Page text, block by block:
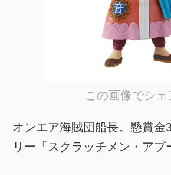
この画像でシェ
オンエア海賊団船長。懸賞金
リー「スクラッチメン・アプ